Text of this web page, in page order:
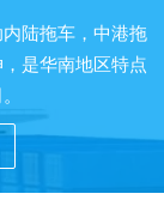
陆拖车，中港拖
是华南地区特点